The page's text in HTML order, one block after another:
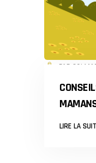
PAR
LIRE LA